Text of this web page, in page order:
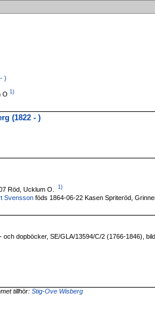
)
O 1)
(1822 - )
Röd, Ucklum O. 1)
Svensson föds 1864-06-22 Kasen Spriteröd,
dopböcker, SE/GLA/13594/C/2 (1766-1846),
tillhör:Stig-Ove Wisberg